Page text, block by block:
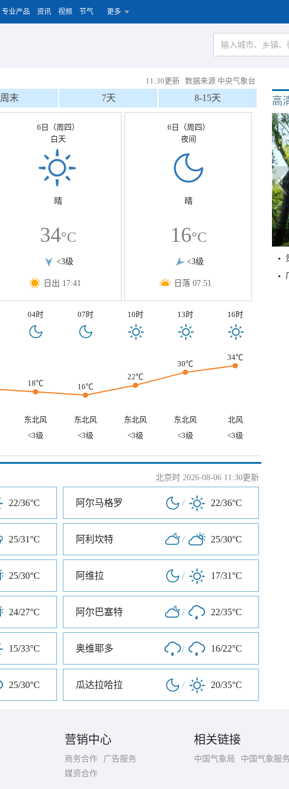
专业产品 资讯 视频 节气 更多
11:30更新 | 数据来源 中央气象台
周末 7天 8-15天
6日（周四）
白天
晴
34°C
<3级
日出 17:41
6日（周四）
夜间
晴
16°C
<3级
日落 07:51
04时 07时 10时 13时 16时
18℃ 16℃
22℃
30℃
34℃
东北风 东北风 东北风 东北风
北风
<3级 <3级 <3级 <3级 <3级
北京时 2026-08-06 11:30更新
22/36°C 阿尔马格罗 / 22/36°C
25/31°C 阿利坎特 / 25/30°C
25/30°C 阿维拉 / 17/31°C
24/27°C 阿尔巴塞特 / 22/35°C
15/33°C 奥维耶多 / 16/22°C
25/30°C 瓜达拉哈拉 / 20/35°C
高
营销中心
商务合作
广告服务
媒资合作
相关链接
中国气象局 中国气象服